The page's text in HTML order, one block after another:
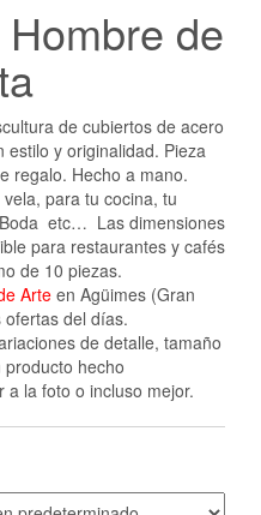
de
de cubiertos de acero
y originalidad. Pieza
regalo. Hecho a mano.
para tu cocina, tu
etc… Las dimensiones
para restaurantes y cafés
de 10 piezas.
Arteen Agüimes (Gran
del días.
de detalle, tamaño
hecho
a la foto o incluso mejor.